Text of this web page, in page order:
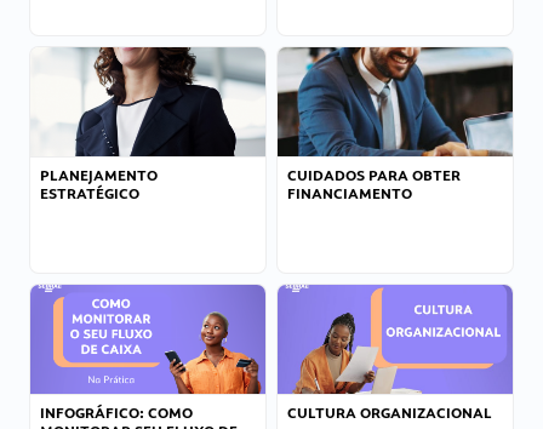
PLANEJAMENTO
ESTRATÉGICO
CUIDADOS PARA OBTER
FINANCIAMENTO
INFOGRÁFICO: COMO
CULTURA ORGANIZACIONAL